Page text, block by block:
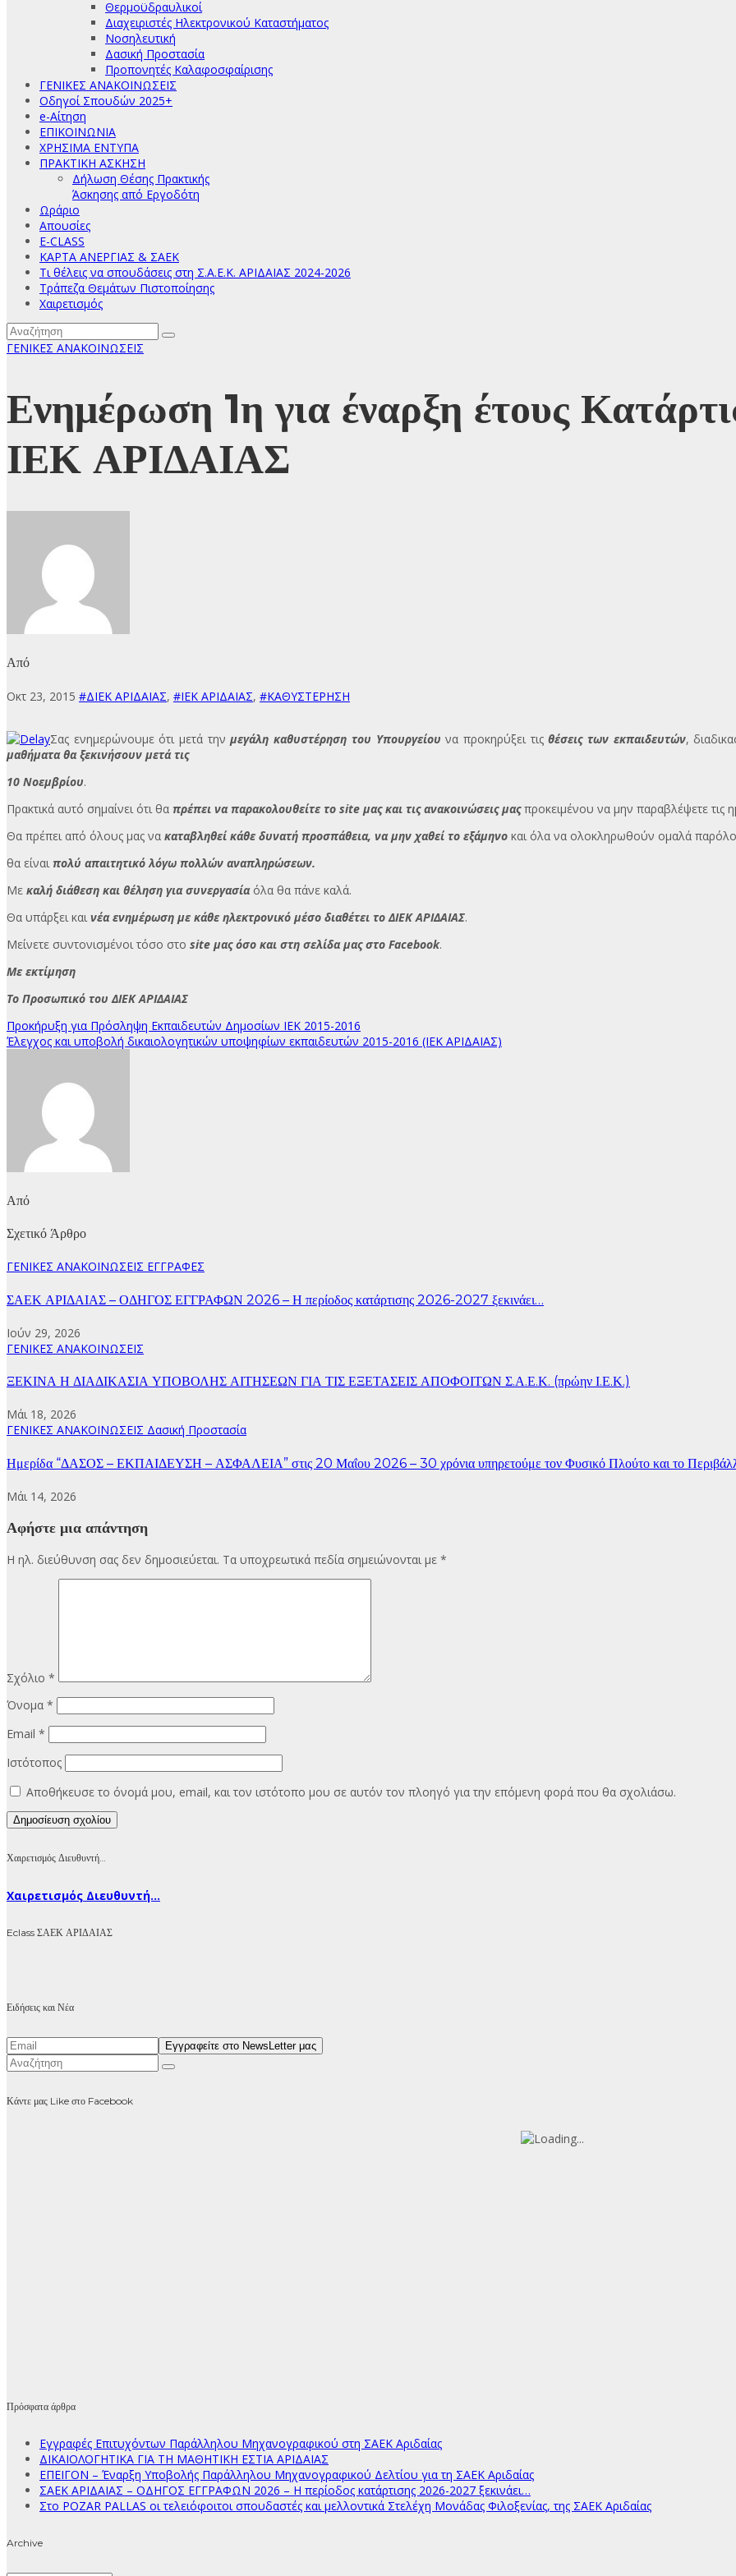
Θερμοϋδραυλικοί
Διαχειριστές Ηλεκτρονικού Καταστήματος
Νοσηλευτική
Δασική Προστασία
Προπονητές Καλαφοσφαίρισης
ΓΕΝΙΚΕΣ ΑΝΑΚΟΙΝΩΣΕΙΣ
Οδηγοί Σπουδών 2025+
e-Αίτηση
ΕΠΙΚΟΙΝΩΝΙΑ
ΧΡΗΣΙΜΑ ΕΝΤΥΠΑ
ΠΡΑΚΤΙΚΗ ΑΣΚΗΣΗ
Δήλωση Θέσης Πρακτικής
Άσκησης από Εργοδότη
Ωράριο
Απουσίες
E-CLASS
ΚΑΡΤΑ ΑΝΕΡΓΙΑΣ & ΣΑΕΚ
Τι θέλεις να σπουδάσεις στη Σ.Α.Ε.Κ. ΑΡΙΔΑΙΑΣ 2024-2026
Τράπεζα Θεμάτων Πιστοποίησης
Χαιρετισμός
ΓΕΝΙΚΕΣ ΑΝΑΚΟΙΝΩΣΕΙΣ
Ενημέρωση 1η για έναρξη έτους
ΙΕΚ ΑΡΙΔΑΙΑΣ
Από
Οκτ 23, 2015 #ΔΙΕΚ ΑΡΙΔΑΙΑΣ, #ΙΕΚ ΑΡΙΔΑΙΑΣ, #ΚΑΘΥΣΤΕΡΗΣΗ
Σας ενημερώνουμε ότι μετά τηνμεγάληκαθυστέρηση του Υπουργείου να προκηρύξει τιςθέσεις των εκπαιδευτών,
μαθήματα θα ξεκινήσουν μετά τις
10 Νοεμβρίου.
Πρακτικά αυτό σημαίνει ότι θα πρέπει να παρακολουθείτε το site μας και τις ανακοινώσεις μαςπροκειμένου να μην παραβλέψετε τις
Θα πρέπει από όλους μας να καταβληθεί κάθε δυνατή προσπάθεια, να μην χαθεί το εξάμηνο και όλα να ολοκληρωθούν ομαλά
θα είναι πολύ απαιτητικό λόγω πολλών αναπληρώσεων.
Με καλή διάθεση και θέληση για συνεργασίαόλα θα πάνε καλά.
Θα υπάρξει και νέα ενημέρωση με κάθε ηλεκτρονικό μέσο διαθέτει το ΔΙΕΚ ΑΡΙΔΑΙΑΣ.
Μείνετε συντονισμένοι τόσο στο site μας όσο και στη σελίδα μας στο Facebook.
Με εκτίμηση
Το Προσωπικό του ΔΙΕΚ ΑΡΙΔΑΙΑΣ
Πλοήγηση
Προκήρυξη για Πρόσληψη Εκπαιδευτών Δημοσίων ΙΕΚ 2015-2016
Έλεγχος και υποβολή δικαιολογητικών υποψηφίων εκπαιδευτών 2015-2016 (ΙΕΚ ΑΡΙΔΑΙΑΣ)
Από
Σχετικό Άρθρο
ΓΕΝΙΚΕΣ ΑΝΑΚΟΙΝΩΣΕΙΣ ΕΓΓΡΑΦΕΣ
ΣΑΕΚ ΑΡΙΔΑΙΑΣ – ΟΔΗΓΟΣ ΕΓΓΡΑΦΩΝ 2026 – Η περίοδος κατάρτισης 2026-2027 ξεκινάει…
Ιούν 29, 2026
ΓΕΝΙΚΕΣ ΑΝΑΚΟΙΝΩΣΕΙΣ
ΞΕΚΙΝΑ Η ΔΙΑΔΙΚΑΣΙΑ ΥΠΟΒΟΛΗΣ ΑΙΤΗΣΕΩΝ ΓΙΑ ΤΙΣ ΕΞΕΤΑΣΕΙΣ ΑΠΟΦΟΙΤΩΝ Σ.Α.Ε.Κ. (πρώην Ι.Ε.Κ.)
Μάι 18, 2026
ΓΕΝΙΚΕΣ ΑΝΑΚΟΙΝΩΣΕΙΣ Δασική Προστασία
Ημερίδα “ΔΑΣΟΣ – ΕΚΠΑΙΔΕΥΣΗ – ΑΣΦΑΛΕΙΑ” στις 20 Μαΐου 2026 – 30 χρόνια υπηρετούμε τον Φυσικό Πλούτο και το
Μάι 14, 2026
Αφήστε μια απάντηση
Η ηλ. διεύθυνση σας δεν δημοσιεύεται. Τα υποχρεωτικά πεδία σημειώνονται με *
Σχόλιο *
Όνομα *
Email *
Ιστότοπος
Αποθήκευσε το όνομά μου, email, και τον ιστότοπο μου σε αυτόν τον πλοηγό για την επόμενη φορά που θα σχολιάσω.
Χαιρετισμός Διευθυντή…
Χαιρετισμός Διευθυντή...
Eclass ΣΑΕΚ ΑΡΙΔΑΙΑΣ
Ειδήσεις και Νέα
Κάντε μας Like στο Facebook
Πρόσφατα άρθρα
Εγγραφές Επιτυχόντων Παράλληλου Μηχανογραφικού στη ΣΑΕΚ Αριδαίας
ΔΙΚΑΙΟΛΟΓΗΤΙΚΑ ΓΙΑ ΤΗ ΜΑΘΗΤΙΚΗ ΕΣΤΙΑ ΑΡΙΔΑΙΑΣ
ΕΠΕΙΓΟΝ – Έναρξη Υποβολής Παράλληλου Μηχανογραφικού Δελτίου για τη ΣΑΕΚ Αριδαίας
ΣΑΕΚ ΑΡΙΔΑΙΑΣ – ΟΔΗΓΟΣ ΕΓΓΡΑΦΩΝ 2026 – Η περίοδος κατάρτισης 2026-2027 ξεκινάει…
Στο POZAR PALLAS οι τελειόφοιτοι σπουδαστές και μελλοντικά Στελέχη Μονάδας Φιλοξενίας, της ΣΑΕΚ Αριδαίας
Archive